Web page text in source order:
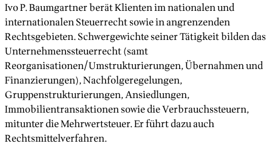
Ivo P. Baumgartner berät Klienten im nationalen und
internationalen Steuerrecht sowie in angrenzenden
Rechtsgebieten. Schwergewichte seiner Tätigkeit bilden das
Unternehmenssteuerrecht (samt
Reorganisationen/Umstrukturierungen, Übernahmen und
Finanzierungen), Nachfolgeregelungen,
Gruppenstrukturierungen, Ansiedlungen,
Immobilientransaktionen sowie die Verbrauchssteuern,
mitunter die Mehrwertsteuer. Er führt dazu auch
Rechtsmittelverfahren.